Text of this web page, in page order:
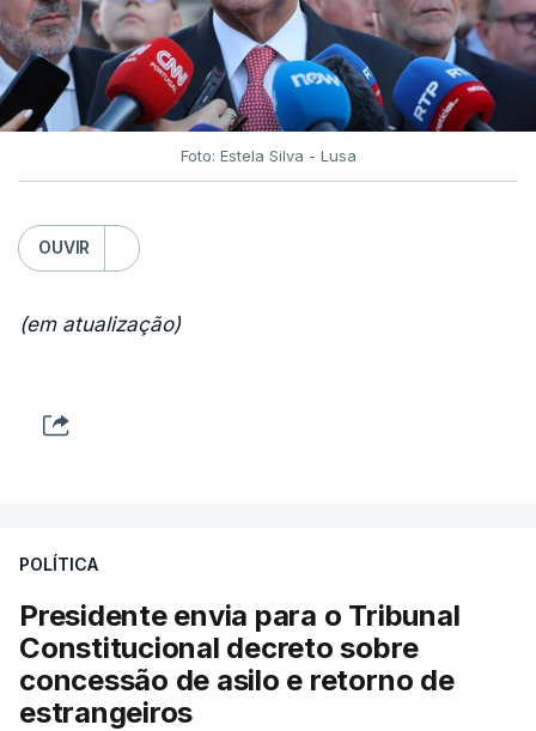
Foto: Estela Silva - Lusa
OUVIR
(em atualização)
POLÍTICA
Presidente envia para o Tribunal
Constitucional decreto sobre
concessão de asilo e retorno de
estrangeiros